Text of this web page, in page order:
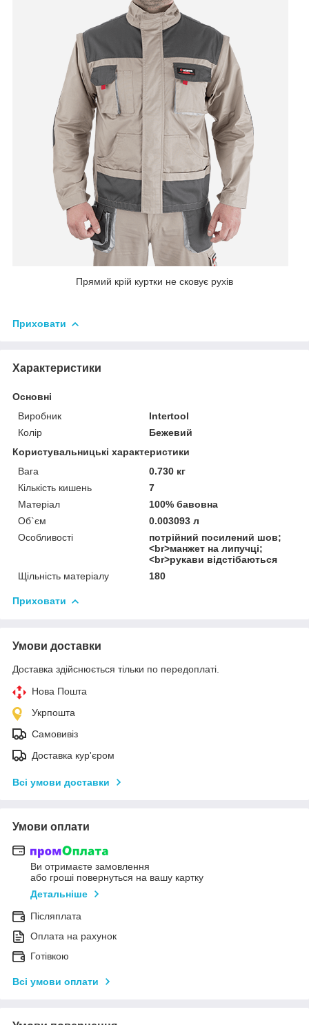
Прямий крій куртки не сковує рухів
Приховати
Характеристики
Основні
Виробник
Intertool
Колір
Бежевий
Користувальницькі характеристики
Вага
0.730 кг
Кількість кишень
7
Матеріал
100% бавовна
Об`єм
0.003093 л
Особливості
потрійний посилений шов;
<br>манжет на липучці;
<br>рукави відстібаються
Щільність матеріалу
180
Приховати
Умови доставки
Доставка здійснюється тільки по передоплаті.
Нова Пошта
Укрпошта
Самовивіз
Доставка кур'єром
Всі умови доставки
Умови оплати
Ви отримаєте замовлення
або гроші повернуться на вашу картку
Детальніше
Післяплата
Оплата на рахунок
Готівкою
Всі умови оплати